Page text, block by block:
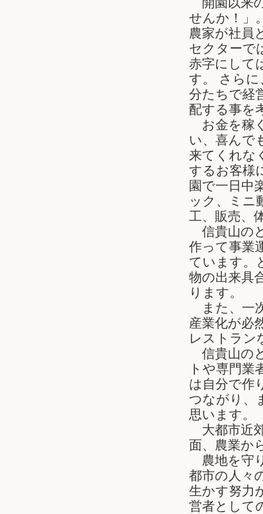
せんか！」
農家が社員
セクターで
赤字にして
す。 さらに
分たちで経
配する事を
お金を稼
い、喜んで
来てくれな
するお客様
園で一日中
ック、ミニ
工、販売、
信貴山の
作って事業
ています。
物の出来具
ります。
また、一
産業化が必
レストラン
信貴山の
トや専門業
は自分で作
つながり、
思います。
大都市近
面、農業か
農地を守
都市の人々
生かす努力
営者として